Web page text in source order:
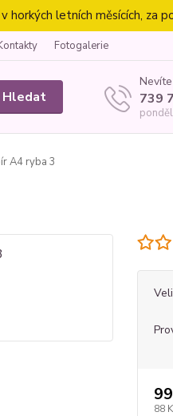
letních měsících, za
Fotogalerie
Hledat 739
A4 ryba 3
88